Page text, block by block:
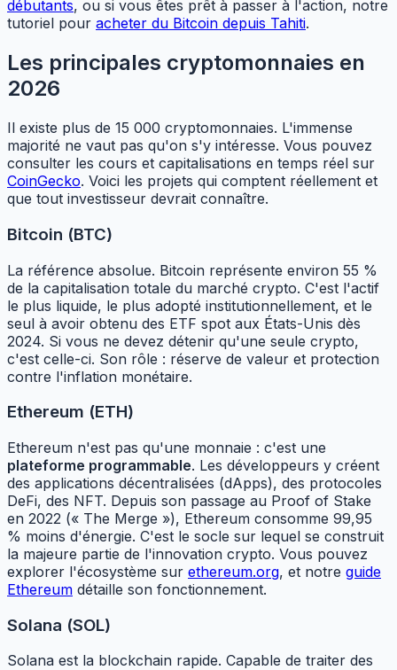
débutants, ou si vous êtes prêt à passer à l'action, notre
tutoriel pour acheter du Bitcoin depuis Tahiti.
Les principales cryptomonnaies en
2026
Il existe plus de 15 000 cryptomonnaies. L'immense
majorité ne vaut pas qu'on s'y intéresse. Vous pouvez
consulter les cours et capitalisations en temps réel sur
CoinGecko. Voici les projets qui comptent réellement et
que tout investisseur devrait connaître.
Bitcoin (BTC)
La référence absolue. Bitcoin représente environ 55 %
de la capitalisation totale du marché crypto. C'est l'actif
le plus liquide, le plus adopté institutionnellement, et le
seul à avoir obtenu des ETF spot aux États-Unis dès
2024. Si vous ne devez détenir qu'une seule crypto,
c'est celle-ci. Son rôle : réserve de valeur et protection
contre l'inflation monétaire.
Ethereum (ETH)
Ethereum n'est pas qu'une monnaie : c'est une
plateforme programmable. Les développeurs y créent
des applications décentralisées (dApps), des protocoles
DeFi, des NFT. Depuis son passage au Proof of Stake
en 2022 (« The Merge »), Ethereum consomme 99,95
% moins d'énergie. C'est le socle sur lequel se construit
la majeure partie de l'innovation crypto. Vous pouvez
explorer l'écosystème sur ethereum.org, et notre guide
Ethereum détaille son fonctionnement.
Solana (SOL)
Solana est la blockchain rapide. Capable de traiter des